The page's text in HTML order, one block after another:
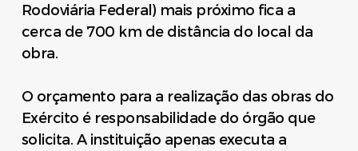
Rodoviária Federal) mais próximo fica a
cerca de 700 km de distância do local da
obra.
O orçamento para a realização das obras do
Exército é responsabilidade do órgão que
solicita. A instituição apenas executa a